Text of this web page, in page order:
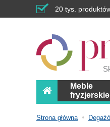
20 tys.
Meble
fryzjerskie
Strona główna